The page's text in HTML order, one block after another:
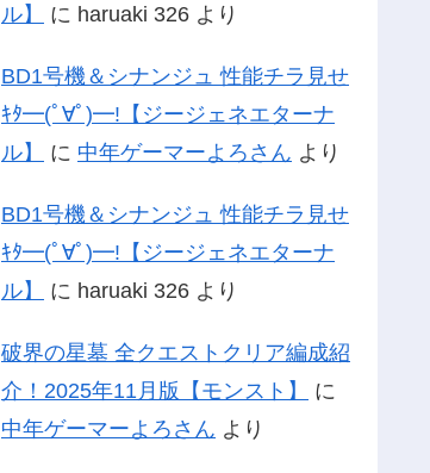
ル】
に haruaki 326 より
BD1号機＆シナンジュ 性能チラ見せ
ｷﾀ━(ﾟ∀ﾟ)━!【ジージェネエターナ
ル】
に 中年ゲーマーよろさん より
BD1号機＆シナンジュ 性能チラ見せ
ｷﾀ━(ﾟ∀ﾟ)━!【ジージェネエターナ
ル】
に haruaki 326 より
破界の星墓 全クエストクリア編成紹
介！2025年11月版【モンスト】
に
中年ゲーマーよろさん より